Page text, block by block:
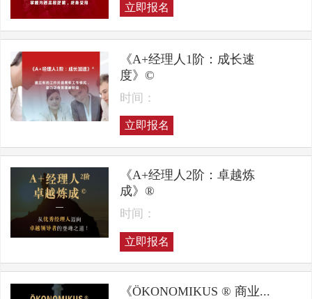
立即报名
《A+经理人1阶：成长速
度》©
时间：
立即报名
《A+经理人2阶：卓越炼
成》®
时间：
立即报名
《ÖKONOMIKUS ® 商业...